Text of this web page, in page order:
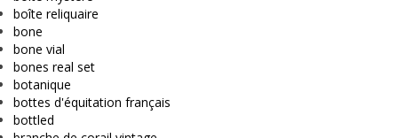
boîte reliquaire
bone
bone vial
bones real set
botanique
bottes d'équitation français
bottled